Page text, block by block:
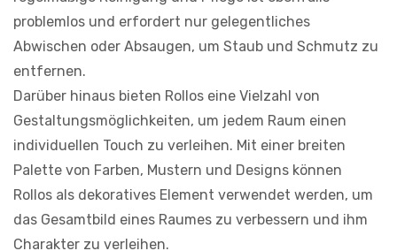
problemlos und erfordert nur gelegentliches
Abwischen oder Absaugen, um Staub und Schmutz zu
entfernen.
Darüber hinaus bieten Rollos eine Vielzahl von
Gestaltungsmöglichkeiten, um jedem Raum einen
individuellen Touch zu verleihen. Mit einer breiten
Palette von Farben, Mustern und Designs können
Rollos als dekoratives Element verwendet werden, um
das Gesamtbild eines Raumes zu verbessern und ihm
Charakter zu verleihen.